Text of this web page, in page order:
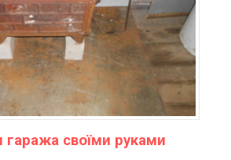
своїми руками